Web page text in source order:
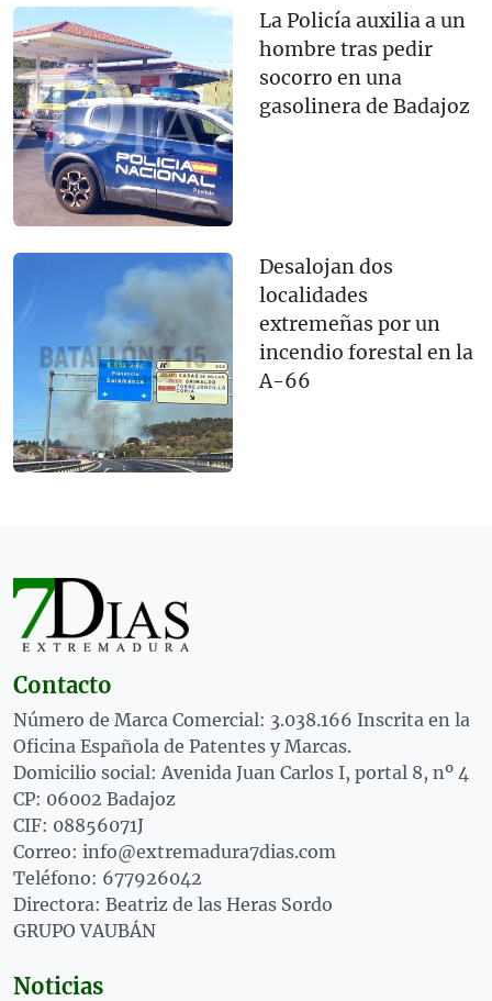
La Policía auxilia a un
hombre tras pedir
socorro en una
gasolinera de Badajoz
Desalojan dos
localidades
extremeñas por un
incendio forestal en la
A-66
Contacto
Número de Marca Comercial: 3.038.166 Inscrita en la
Oficina Española de Patentes y Marcas.
Domicilio social: Avenida Juan Carlos I, portal 8, nº 4
CP: 06002 Badajoz
CIF: 08856071J
Correo: info@extremadura7dias.com
Teléfono: 677926042
Directora: Beatriz de las Heras Sordo
GRUPO VAUBÁN
Noticias